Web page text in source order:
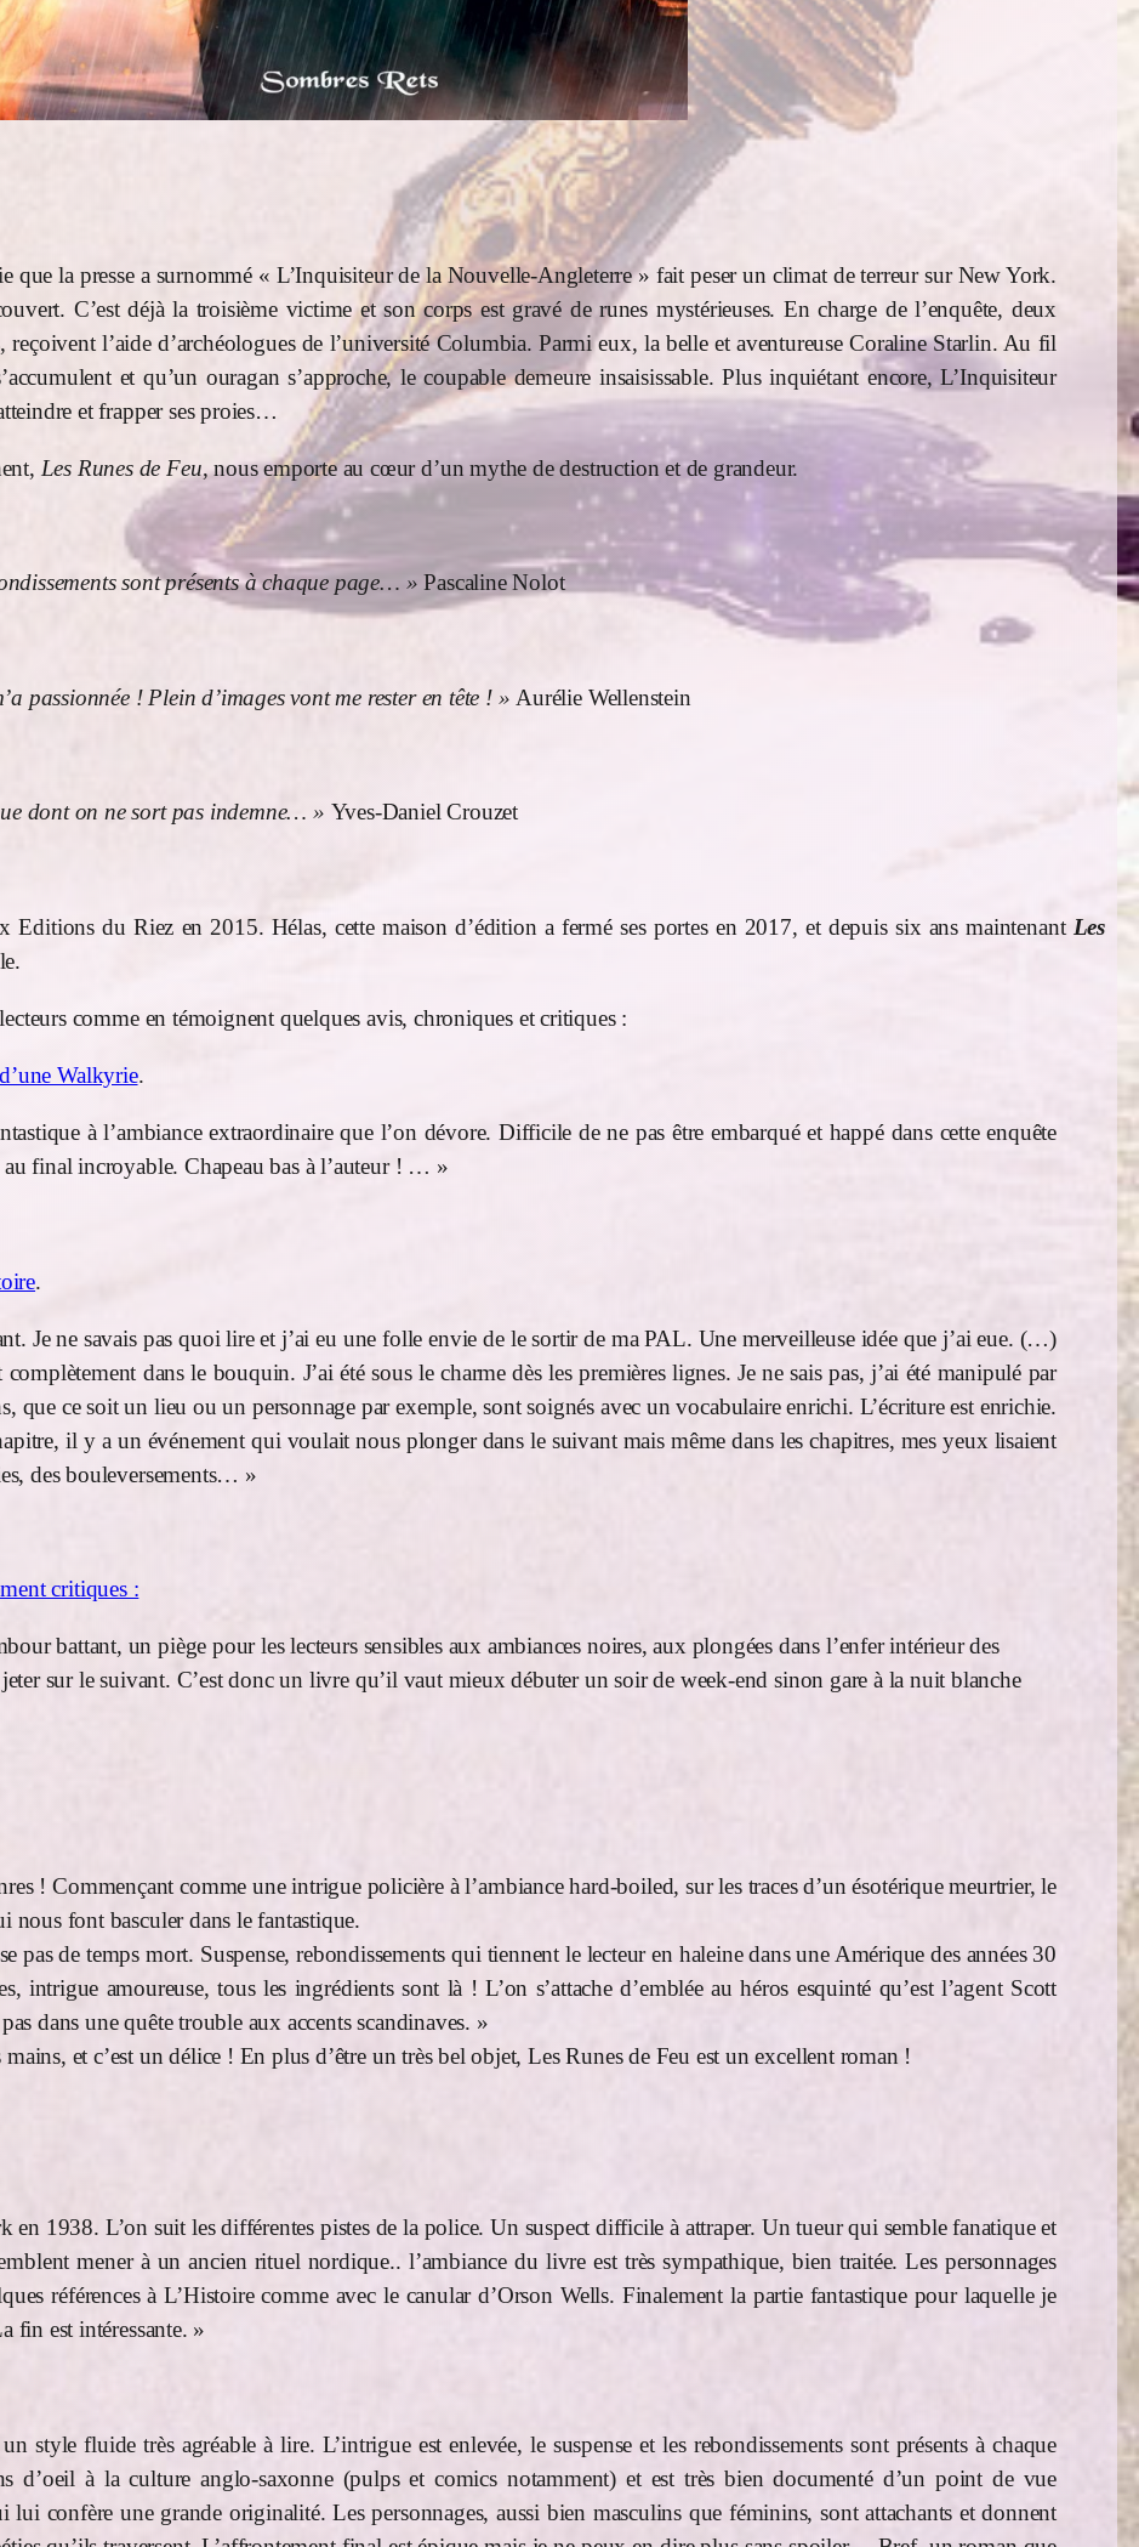
que la presse a surnommé « L’Inquisiteur de la Nouvelle-Angleterre » fait peser un climat de terreur sur New York.
C’est déjà la troisième victime et son corps est gravé de runes mystérieuses. En charge de l’enquête, deux
l’aide d’archéologues de l’université Columbia. Parmi eux, la belle et aventureuse Coraline Starlin. Au fil
et qu’un ouragan s’approche, le coupable demeure insaisissable. Plus inquiétant encore, L’Inquisiteur
et frapper ses proies…
Les Runes de Feu, nous emporte au cœur d’un mythe de destruction et de grandeur.
sont présents à chaque page… »Pascaline Nolot
passionnée ! Plein d’images vont me rester en tête ! » Aurélie Wellenstein
dont on ne sort pas indemne… » Yves-Daniel Crouzet
du Riez en 2015. Hélas, cette maison d’édition a fermé ses portes en 2017, et depuis six ans maintenant Les
comme en témoignent quelques avis, chroniques et critiques :
Walkyrie.
à l’ambiance extraordinaire que l’on dévore. Difficile de ne pas être embarqué et happé dans cette enquête
final incroyable. Chapeau bas à l’auteur ! … »
.
Je ne savais pas quoi lire et j’ai eu une folle envie de le sortir de ma PAL. Une merveilleuse idée que j’ai eue. (…)
dans le bouquin. J’ai été sous le charme dès les premières lignes. Je ne sais pas, j’ai été manipulé par
que ce soit un lieu ou un personnage par exemple, sont soignés avec un vocabulaire enrichi. L’écriture est enrichie.
il y a un événement qui voulait nous plonger dans le suivant mais même dans les chapitres, mes yeux lisaient
des bouleversements… »
critiques :
battant, un piège pour les lecteurs sensibles aux ambiances noires, aux plongées dans l’enfer intérieur des
sur le suivant. C’est donc un livre qu’il vaut mieux débuter un soir de week-end sinon gare à la nuit blanche
! Commençant comme une intrigue policière à l’ambiance hard-boiled, sur les traces d’un ésotérique meurtrier, le
nous font basculer dans le fantastique.
pas de temps mort. Suspense, rebondissements qui tiennent le lecteur en haleine dans une Amérique des années 30
intrigue amoureuse, tous les ingrédients sont là ! L’on s’attache d’emblée au héros esquinté qu’est l’agent Scott
dans une quête trouble aux accents scandinaves. »
et c’est un délice ! En plus d’être un très bel objet, Les Runes de Feu est un excellent roman !
1938. L’on suit les différentes pistes de la police. Un suspect difficile à attraper. Un tueur qui semble fanatique et
mener à un ancien rituel nordique.. l’ambiance du livre est très sympathique, bien traitée. Les personnages
références à L’Histoire comme avec le canular d’Orson Wells. Finalement la partie fantastique pour laquelle je
fin est intéressante. »
style fluide très agréable à lire. L’intrigue est enlevée, le suspense et les rebondissements sont présents à chaque
d’oeil à la culture anglo-saxonne (pulps et comics notamment) et est très bien documenté d’un point de vue
confère une grande originalité. Les personnages, aussi bien masculins que féminins, sont attachants et donnent